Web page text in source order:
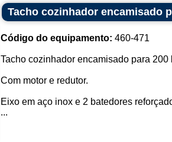
Tacho cozinhador encamisado
Código do equipamento: 460-471
Tacho cozinhador encamisado para 200
Com motor e redutor.
Eixo em aço inox e 2 batedores
...